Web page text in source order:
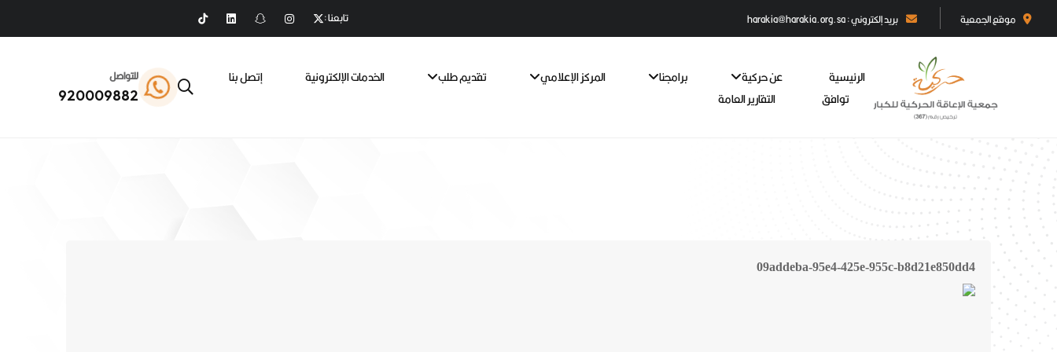
موقع الجمعية بريد إلكتروني : harakia@harakia.org.sa تابعنا :
الرئيسية عن حركية برامجنا المركز الإعلامي تقديم طلب الخدمات الإلكترونية
إتصل بنا
توافق
التقارير العامة
للتواصل
920009882
09addeba-95e4-425e-955c-b8d21e850dd4